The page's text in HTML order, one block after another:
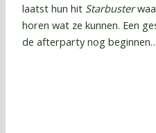
laatst hun hit Starbuster
horen wat ze kunnen. Een
de afterparty nog